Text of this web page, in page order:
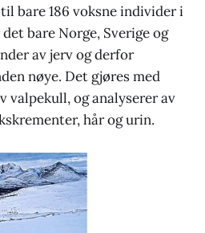
bare 186 voksne individer i
bare Norge, Sverige og
av jerv og derfor
nøye. Det gjøres med
valpekull, og analyserer av
hår og urin.